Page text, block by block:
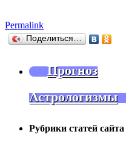
Permalink
Поделиться…
Прогноз
Астрологизмы
Рубрики статей сайта